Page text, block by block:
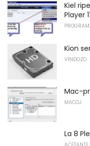
Kiel
Player 11
Kion
VINDOZO
Mac-
MACOJ
La 8